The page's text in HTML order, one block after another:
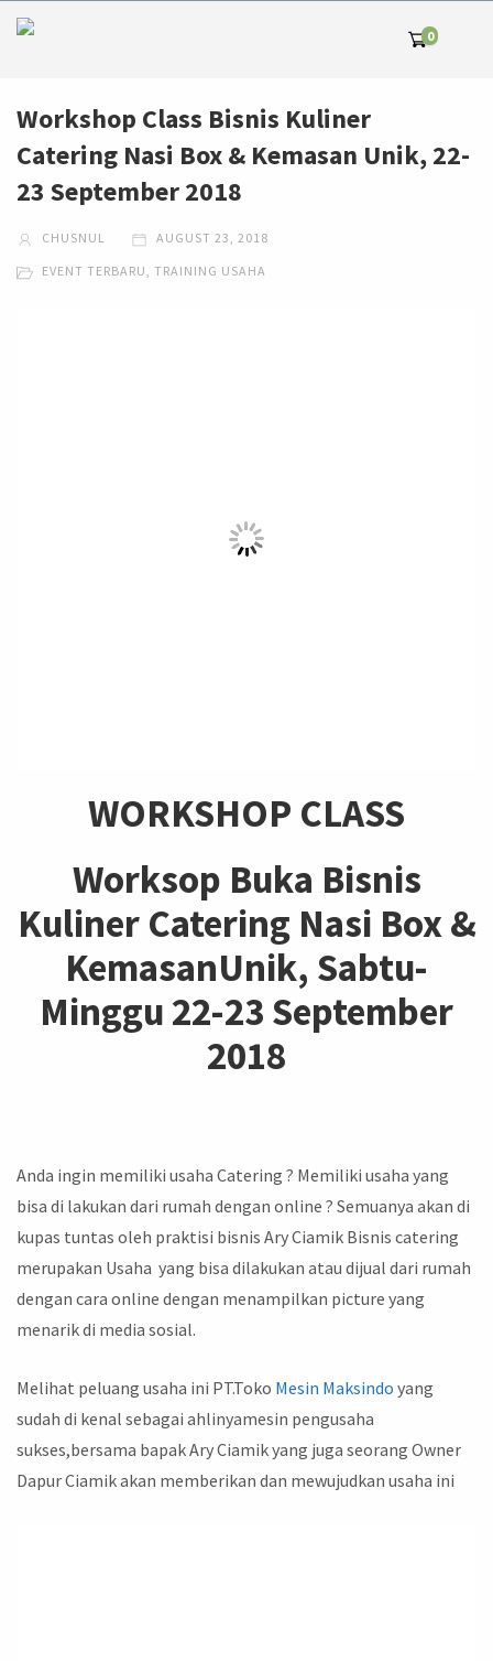
0
Workshop Class Bisnis Kuliner
Catering Nasi Box & Kemasan Unik, 22-
23 September 2018
CHUSNUL AUGUST 23, 2018
EVENT TERBARU, TRAINING USAHA
WORKSHOP CLASS
Worksop Buka Bisnis
Kuliner Catering Nasi Box &
KemasanUnik, Sabtu-
Minggu 22-23 September
2018
Anda ingin memiliki usaha Catering ? Memiliki usaha yang
bisa di lakukan dari rumah dengan online ? Semuanya akan di
kupas tuntas oleh praktisi bisnis Ary Ciamik Bisnis catering
merupakan Usaha yang bisa dilakukan atau dijual dari rumah
dengan cara online dengan menampilkan picture yang
menarik di media sosial.
Melihat peluang usaha ini PT.Toko Mesin Maksindo yang
sudah di kenal sebagai ahlinyamesin pengusaha
sukses,bersama bapak Ary Ciamik yang juga seorang Owner
Dapur Ciamik akan memberikan dan mewujudkan usaha ini